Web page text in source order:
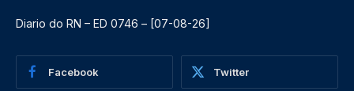
Diario do RN – ED 0746 – [07-08-26]
Facebook Twitter